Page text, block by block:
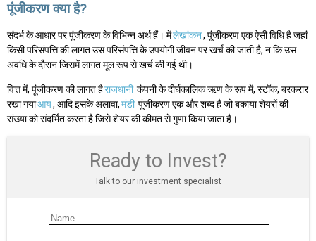
पूंजीकरण क्या है?
संदर्भ के आधार पर पूंजीकरण के विभिन्न अर्थ हैं। मेंलेखांकन, पूंजीकरण एक ऐसी विधि है जहां
किसी परिसंपत्ति की लागत उस परिसंपत्ति के उपयोगी जीवन पर खर्च की जाती है, न कि उस
अवधि के दौरान जिसमें लागत मूल रूप से खर्च की गई थी।
वित्त में, पूंजीकरण की लागत हैराजधानी कंपनी के दीर्घकालिक ऋण के रूप में, स्टॉक, बरकरार
रखा गयाआय, आदि इसके अलावा,मंडी पूंजीकरण एक और शब्द है जो बकाया शेयरों की
संख्या को संदर्भित करता है जिसे शेयर की कीमत से गुणा किया जाता है।
Ready to Invest?
Talk to our investment specialist